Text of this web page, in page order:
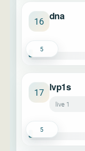
16 dna
5
17 lvp1s
live 1
5